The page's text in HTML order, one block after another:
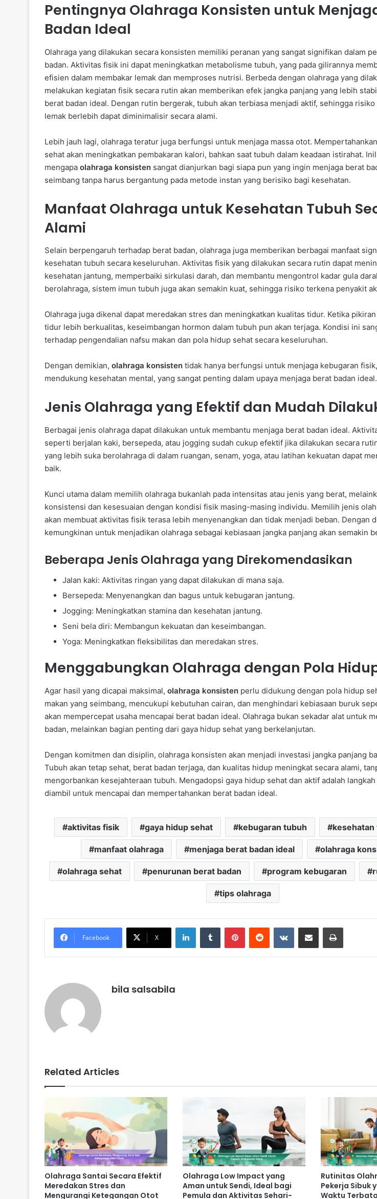
Pentingnya Olahraga Konsisten untuk
Badan Ideal
Olahraga yang dilakukan secara konsisten memiliki peranan yang sangat signifikan dalam
badan. Aktivitas fisik ini dapat meningkatkan metabolisme tubuh, yang pada gilirannya
efisien dalam membakar lemak dan memproses nutrisi. Berbeda dengan olahraga yang
melakukan kegiatan fisik secara rutin akan memberikan efek jangka panjang yang lebih
berat badan ideal. Dengan rutin bergerak, tubuh akan terbiasa menjadi aktif, sehingga
lemak berlebih dapat diminimalisir secara alami.
Lebih jauh lagi, olahraga teratur juga berfungsi untuk menjaga massa otot.
sehat akan meningkatkan pembakaran kalori, bahkan saat tubuh dalam keadaan istirahat.
mengapa olahraga konsisten sangat dianjurkan bagi siapa pun yang ingin menjaga berat
seimbang tanpa harus bergantung pada metode instan yang berisiko bagi kesehatan.
Manfaat Olahraga untuk Kesehatan Tubuh
Alami
Selain berpengaruh terhadap berat badan, olahraga juga memberikan berbagai manfaat
kesehatan tubuh secara keseluruhan. Aktivitas fisik yang dilakukan secara rutin dapat
kesehatan jantung, memperbaiki sirkulasi darah, dan membantu mengontrol kadar gula
berolahraga, sistem imun tubuh juga akan semakin kuat, sehingga risiko terkena penyakit
Olahraga juga dikenal dapat meredakan stres dan meningkatkan kualitas tidur. Ketika
tidur lebih berkualitas, keseimbangan hormon dalam tubuh pun akan terjaga. Kondisi ini
terhadap pengendalian nafsu makan dan pola hidup sehat secara keseluruhan.
Dengan demikian, olahraga konsisten tidak hanya berfungsi untuk menjaga kebugaran
mendukung kesehatan mental, yang sangat penting dalam upaya menjaga berat badan ideal.
Jenis Olahraga yang Efektif dan Mudah
Berbagai jenis olahraga dapat dilakukan untuk membantu menjaga berat badan ideal.
seperti berjalan kaki, bersepeda, atau jogging sudah cukup efektif jika dilakukan secara
yang lebih suka berolahraga di dalam ruangan, senam, yoga, atau latihan kekuatan dapat
baik.
Kunci utama dalam memilih olahraga bukanlah pada intensitas atau jenis yang berat,
konsistensi dan kesesuaian dengan kondisi fisik masing-masing individu. Memilih jenis
akan membuat aktivitas fisik terasa lebih menyenangkan dan tidak menjadi beban. Dengan
kemungkinan untuk menjadikan olahraga sebagai kebiasaan jangka panjang akan semakin
Beberapa Jenis Olahraga yang Direkomendasikan
Jalan kaki: Aktivitas ringan yang dapat dilakukan di mana saja.
Bersepeda: Menyenangkan dan bagus untuk kebugaran jantung.
Jogging: Meningkatkan stamina dan kesehatan jantung.
Seni bela diri: Membangun kekuatan dan keseimbangan.
Yoga: Meningkatkan fleksibilitas dan meredakan stres.
Menggabungkan Olahraga dengan Pola
Agar hasil yang dicapai maksimal, olahraga konsisten perlu didukung dengan pola hidup
makan yang seimbang, mencukupi kebutuhan cairan, dan menghindari kebiasaan buruk
akan mempercepat usaha mencapai berat badan ideal. Olahraga bukan sekadar alat untuk
badan, melainkan bagian penting dari gaya hidup sehat yang berkelanjutan.
Dengan komitmen dan disiplin, olahraga konsisten akan menjadi investasi jangka panjang
Tubuh akan tetap sehat, berat badan terjaga, dan kualitas hidup meningkat secara alami,
mengorbankan kesejahteraan tubuh. Mengadopsi gaya hidup sehat dan aktif adalah
diambil untuk mencapai dan mempertahankan berat badan ideal.
aktivitas fisik gaya hidup sehat kebugaran tubuh kesehatan
manfaat olahraga menjaga berat badan ideal olahraga
olahraga sehat penurunan berat badan program kebugaran
tips olahraga
Facebook X
LinkedInTumblr PinterestReddit VKontakteShare via Email Print
bila salsabila
Related Articles
Olahraga Santai Secara Efektif
Meredakan Stres dan
Mengurangi Ketegangan Otot
Olahraga Low Impact yang
Aman untuk Sendi, Ideal bagi
Pemula dan Aktivitas Sehari-
Rutinitas
Pekerja Sibuk
Waktu